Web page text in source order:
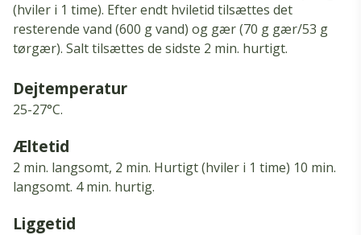
(hviler i 1 time). Efter endt hviletid tilsættes det
resterende vand (600 g vand) og gær (70 g gær/53 g
tørgær). Salt tilsættes de sidste 2 min. hurtigt.
Dejtemperatur
25-27°C.
Æltetid
2 min. langsomt, 2 min. Hurtigt (hviler i 1 time) 10 min.
langsomt. 4 min. hurtig.
Liggetid